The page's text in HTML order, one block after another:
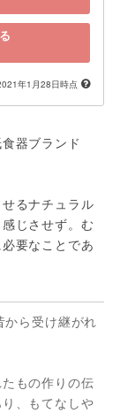
年1月28日時点
器ブランド
るナチュラル
じさせず。む
要なことであ
から受け継がれ
もの作りの伝
、もてなしや